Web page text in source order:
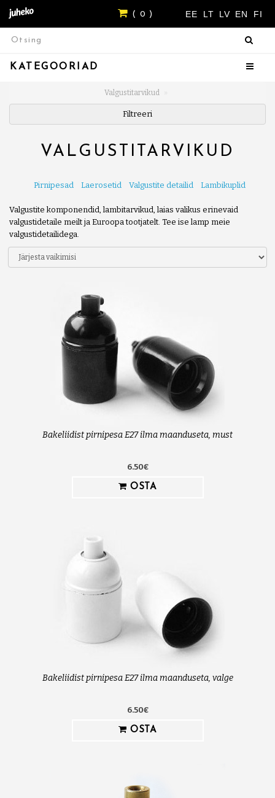
EE LT LV EN FI
( 0 )
KATEGOORIAD
Valgustitarvikud
Filtreeri
VALGUSTITARVIKUD
PirnipesadLaerosetidValgustite detailidLambikuplid
Valgustite komponendid, lambitarvikud, laias valikus erinevaid
valgustidetaile meilt ja Euroopa tootjatelt. Tee ise lamp meie
valgustidetailidega.
Bakeliidist pirnipesa E27 ilma maanduseta, must
6.50€
OSTA
Bakeliidist pirnipesa E27 ilma maanduseta, valge
6.50€
OSTA